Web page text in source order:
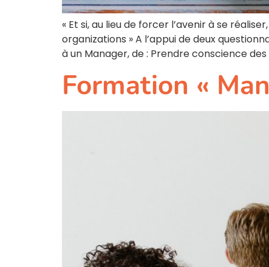
« Et si, au lieu de forcer l’avenir à se
organizations » A l’appui de deux
à un Manager, de : Prendre conscience
Formation «